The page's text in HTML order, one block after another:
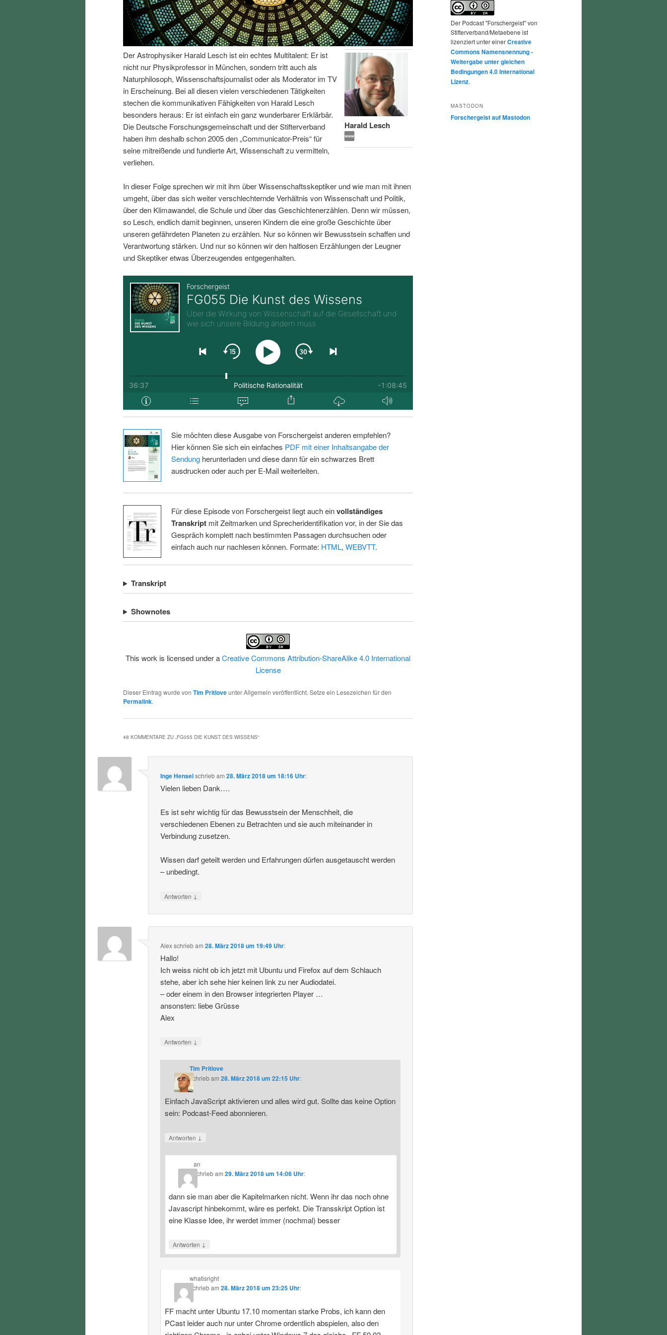
I
h
a
t
s
p
r
i
n
g
e
n
e
I
n
a
l
t
s
p
r
i
n
g
Harald Lesch
Der Astrophysiker Harald Lesch ist ein echtes Multitalent: Er ist
nicht nur Physikprofessor in München, sondern tritt auch als
Naturphilosoph, Wissenschaftsjournalist oder als Moderator im TV
in Erscheinung. Bei all diesen vielen verschiedenen Tätigkeiten
stechen die kommunikativen Fähigkeiten von Harald Lesch
besonders heraus: Er ist einfach ein ganz wunderbarer Erklärbär.
Die Deutsche Forschungsgemeinschaft und der Stifterverband
haben ihm deshalb schon 2005 den „Communicator-Preis“ für
seine mitreißende und fundierte Art, Wissenschaft zu vermitteln,
verliehen.
In dieser Folge sprechen wir mit ihm über Wissenschaftsskeptiker und wie man mit ihnen
umgeht, über das sich weiter verschlechternde Verhältnis von Wissenschaft und Politik,
über den Klimawandel, die Schule und über das Geschichtenerzählen. Denn wir müssen,
so Lesch, endlich damit beginnen, unseren Kindern die eine große Geschichte über
unseren gefährdeten Planeten zu erzählen. Nur so können wir Bewusstsein schaffen und
Verantwortung stärken. Und nur so können wir den haltlosen Erzählungen der Leugner
und Skeptiker etwas Überzeugendes entgegenhalten.
Sie möchten diese Ausgabe von Forschergeist anderen empfehlen?
Hier können Sie sich ein einfaches PDF mit einer Inhaltsangabe der
Sendungherunterladen und diese dann für ein schwarzes Brett
ausdrucken oder auch per E-Mail weiterleiten.
Für diese Episode von Forschergeist liegt auch einvollständiges
Transkriptmit Zeitmarken und Sprecheridentifikation vor, in der Sie das
Gespräch komplett nach bestimmten Passagen durchsuchen oder
einfach auch nur nachlesen können. Formate: HTML, WEBVTT.
Transkript
Shownotes
This work is licensed under aCreative Commons Attribution-ShareAlike 4.0 International
License
Dieser Eintrag wurde von Tim Pritloveunter Allgemein veröffentlicht. Setze ein Lesezeichen für den
Permalink.
48 KOMMENTARE ZU „FG055 DIE KUNST DES WISSENS“
Inge Henselschriebam28. März 2018 um 18:16 Uhr:
Vielen lieben Dank….
Es ist sehr wichtig für das Bewusstsein der Menschheit, die
verschiedenen Ebenen zu Betrachten und sie auch miteinander in
Verbindung zusetzen.
Wissen darf geteilt werden und Erfahrungen dürfen ausgetauscht werden
– unbedingt.
Antworten ↓
Alexschriebam28. März 2018 um 19:49 Uhr:
Hallo!
Ich weiss nicht ob ich jetzt mit Ubuntu und Firefox auf dem Schlauch
stehe, aber ich sehe hier keinen link zu ner Audiodatei.
– oder einem in den Browser integrierten Player …
ansonsten: liebe Grüsse
Alex
Antworten ↓
Tim Pritlove
schriebam 28. März 2018 um 22:15 Uhr:
Einfach JavaScript aktivieren und alles wird gut. Sollte das keine Option
sein: Podcast-Feed abonnieren.
Antworten ↓
an
schriebam29. März 2018 um 14:06 Uhr:
dann sie man aber die Kapitelmarken nicht. Wenn ihr das noch ohne
Javascript hinbekommt, wäre es perfekt. Die Transskript Option ist
eine Klasse Idee, ihr werdet immer (nochmal) besser
Antworten ↓
whatisright
schriebam 28. März 2018 um 23:25 Uhr:
FF macht unter Ubuntu 17.10 momentan starke Probs, ich kann den
PCast leider auch nur unter Chrome ordentlich abspielen, also den
Der Podcast "Forschergeist" von
Stifterverband/Metaebene ist
lizenziert unter einerCreative
Commons Namensnennung -
Weitergabe unter gleichen
Bedingungen 4.0 International
Lizenz.
MASTODON
Forschergeist auf Mastodon